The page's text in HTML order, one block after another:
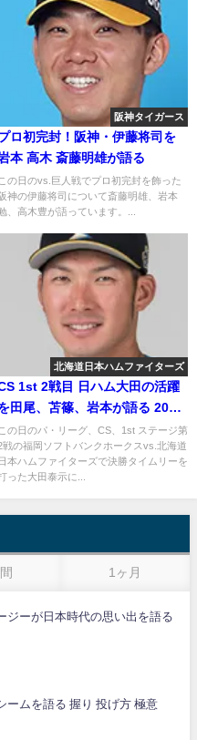
阪神タイガース
ロ初完封！阪神・伊藤将司を
本 高木 斎藤明雄が語る
この日のvs.巨人戦でプロ初完封を飾った
阪神の伊藤将司について斎藤明雄、岩本
、高木豊が語っています。...
北海道日本ハムファイターズ
1st 2戦目 日ハム大田の活躍
田尾、苫篠、岩本が語る 2018
年10月14日
この日のパ・リーグ、CS、1st ステージ第
戦の福岡ソフトバンクホークスvs.北海道
日本ハムファイターズで決勝タイムリーを
った大田泰示に...
1ヶ月
ジーが日本時代の思い出を語る
ームを語る 握り 投げ方 極意